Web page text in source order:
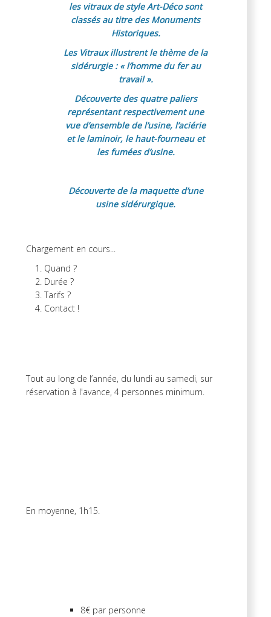
les vitraux de style Art-Déco sont
classés au titre des Monuments
Historiques.
Les Vitraux illustrent le thème de la
sidérurgie : « l’homme du fer au
travail ».
Découverte des quatre paliers
représentant respectivement une
vue d’ensemble de l’usine, l’aciérie
et le laminoir, le haut-fourneau et
les fumées d’usine.
Découverte de la maquette d’une
usine sidérurgique.
Chargement en cours...
Quand ?
Durée ?
Tarifs ?
Contact !
Tout au long de l’année, du lundi au samedi, sur
réservation à l'avance, 4 personnes minimum.
En moyenne, 1h15.
8€ par personne